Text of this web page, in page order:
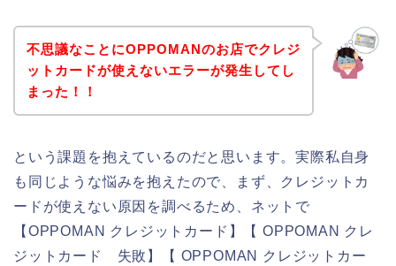
不思議なことにOPPOMANのお店でクレジ
ットカードが使えないエラーが発生してし
まった！！
という課題を抱えているのだと思います。実際私自身
も同じような悩みを抱えたので、まず、クレジットカ
ードが使えない原因を調べるため、ネットで
【OPPOMAN クレジットカード】【 OPPOMAN クレ
ジットカード 失敗】【 OPPOMAN クレジットカー